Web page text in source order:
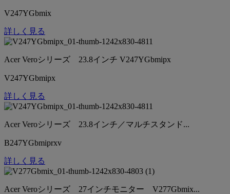
V247YGbmix
詳しく見る
Acer Veroシリーズ 23.8インチ V247YGbmipx
V247YGbmipx
詳しく見る
Acer Veroシリーズ 23.8インチ／マルチスタンド...
B247YGbmiprxv
詳しく見る
Acer Veroシリーズ 27インチモニター V277Gbmix...